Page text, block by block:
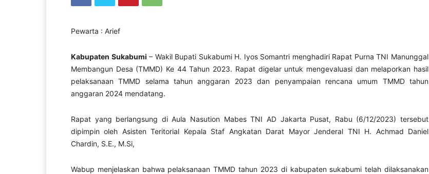
Pewarta : Arief
Kabupaten Sukabumi – Wakil Bupati Sukabumi H. Iyos Somantri menghadiri Rapat Purna TNI Manunggal
Membangun Desa (TMMD) Ke 44 Tahun 2023. Rapat digelar untuk mengevaluasi dan melaporkan hasil
pelaksanaan TMMD selama tahun anggaran 2023 dan penyampaian rencana umum TMMD tahun
anggaran 2024 mendatang.
Rapat yang berlangsung di Aula Nasution Mabes TNI AD Jakarta Pusat, Rabu (6/12/2023) tersebut
dipimpin oleh Asisten Teritorial Kepala Staf Angkatan Darat Mayor Jenderal TNI H. Achmad Daniel
Chardin, S.E., M.Si,
Wabup menjelaskan bahwa pelaksanaan TMMD tahun 2023 di kabupaten sukabumi telah dilaksanakan